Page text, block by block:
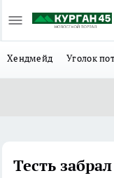
Хендмейд Уголок
Тесть